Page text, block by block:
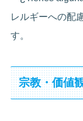
レルギーへの配
す。
宗教・価値